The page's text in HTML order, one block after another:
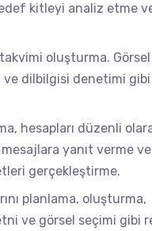
kitleyi analiz etme
oluşturma.
ve dilbilgisi denetimi gibi
hesapları düzenli
yanıt verme ve
gerçekleştirme.
planlama, oluşturma,
ve görsel seçimi gibi